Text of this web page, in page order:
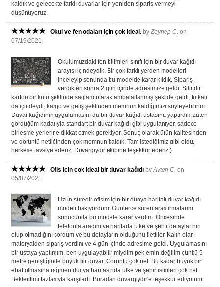
kaldık ve gelecekte farklı duvarlar için yeniden sipariş vermeyi
düşünüyoruz.
Okul ve fen odaları için çok ideal. byZeynep C. on
07/19/2021
Okulumuzdaki fen bilimleri sınıfı için bir duvar kağıdı
arayışı içindeydik. Bir çok farklı yerden modelleri
inceleyip sonunda bu modelde karar kıldık. Siparişi
verdikten sonra 2 gün içinde adresimize geldi. Silindir
karton bir kutu şeklinde sağlam olarak ambalajlanmış şekilde geldi, tutkalı
da içindeydi, kargo ve geliş şeklinden memnun kaldığımızı söyleyebilirim.
Duvar kağıdının uygulamasını da bir duvar kağıdı ustasına yaptırdık, zaten
gördüğüm kadarıyla standart bir duvar kağıdı gibi uygulanıyor, sadece
birleşme yerlerine dikkat etmek gerekiyor. Sonuç olarak ürün kalitesinden
ve görüntü netliğinden çok memnun kaldık. Tam istediğimiz gibi oldu,
herkese tavsiye ederiz. Duvargiydir ekibine teşekkür ederiz:)
Ofis için çok ideal bir duvar kağıdı byAyten C. on
05/07/2021
Uzun süredir ofisim için bir dünya haritalı duvar kağıdı
modeli bakıyordum. Günlerce süren araştırmalarım
sonucunda bu modele karar verdim. Öncesinde
telefonla aradım ve haritada ülke ve şehir detaylarının
olup olmadığını sordum ve bu detayların olduğunu ilettiler. Kalın olan
materyalden sipariş verdim ve 4 gün içinde adresime geldi. Uygulamasını
bir ustaya yaptırdım, ben uygulayabilir miydim pek emin değilim çünkü 5
metre genişliğinde büyük bir duvar. Görüntü çok net. Bu kadar büyük bir
ebat olmasına rağmen dünya haritasında ülke ve şehir isimleri çok net.
Beklentimi fazlasıyla karşıladı. Buradan duvargiydir'e teşekkür ediyorum.